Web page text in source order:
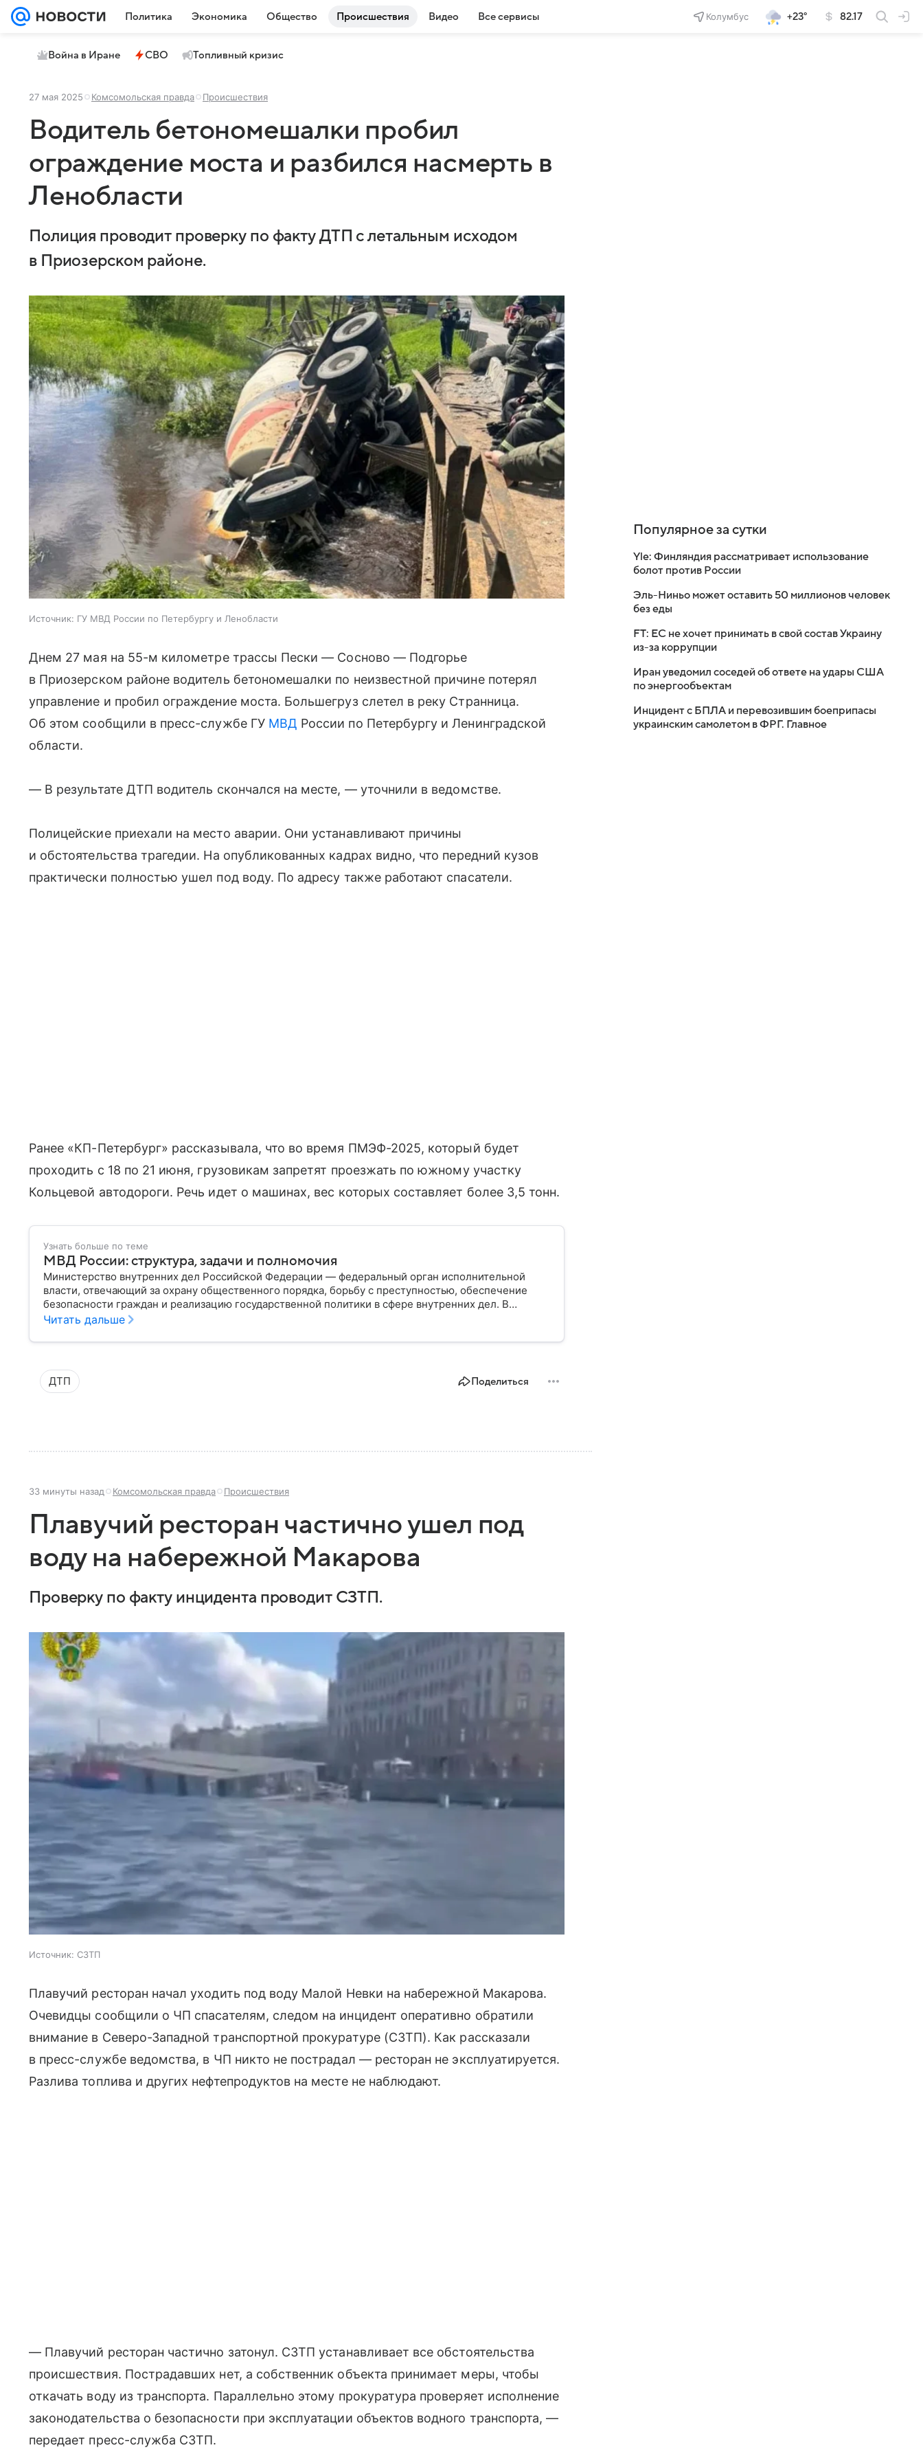
Политика Экономика Общество Происшествия Видео Все сервисы Колумбус +23° 82.17
Война в Иране СВО Топливный кризис
27 мая 2025 Комсомольская правда Происшествия
Водитель бетономешалки пробил
ограждение моста и разбился насмерть в
Ленобласти
Полиция проводит проверку по факту ДТП с летальным исходом
в Приозерском районе.
Источник: ГУ МВД России по Петербургу и Ленобласти
Днем 27 мая на 55-м километре трассы Пески — Сосново — Подгорье
в Приозерском районе водитель бетономешалки по неизвестной причине потерял
управление и пробил ограждение моста. Большегруз слетел в реку Странница.
Об этом сообщили в пресс-службе ГУ МВД России по Петербургу и Ленинградской
области.
— В результате ДТП водитель скончался на месте, — уточнили в ведомстве.
Полицейские приехали на место аварии. Они устанавливают причины
и обстоятельства трагедии. На опубликованных кадрах видно, что передний кузов
практически полностью ушел под воду. По адресу также работают спасатели.
Ранее «КП-Петербург» рассказывала, что во время ПМЭФ-2025, который будет
проходить с 18 по 21 июня, грузовикам запретят проезжать по южному участку
Кольцевой автодороги. Речь идет о машинах, вес которых составляет более 3,5 тонн.
Узнать больше по теме
МВД России: структура, задачи и полномочия
Министерство внутренних дел Российской Федерации — федеральный орган исполнительной
власти, отвечающий за охрану общественного порядка, борьбу с преступностью, обеспечение
безопасности граждан и реализацию государственной политики в сфере внутренних дел. В
материале рассказываем, чем занимается МВД России, какие задачи выполняет министерство, как
Читать дальше
ДТП Поделиться
33 минуты назад Комсомольская правда Происшествия
Плавучий ресторан частично ушел под
воду на набережной Макарова
Проверку по факту инцидента проводит СЗТП.
Источник: СЗТП
Плавучий ресторан начал уходить под воду Малой Невки на набережной Макарова.
Очевидцы сообщили о ЧП спасателям, следом на инцидент оперативно обратили
внимание в Северо-Западной транспортной прокуратуре (СЗТП). Как рассказали
в пресс-службе ведомства, в ЧП никто не пострадал — ресторан не эксплуатируется.
Разлива топлива и других нефтепродуктов на месте не наблюдают.
— Плавучий ресторан частично затонул. СЗТП устанавливает все обстоятельства
происшествия. Пострадавших нет, а собственник объекта принимает меры, чтобы
откачать воду из транспорта. Параллельно этому прокуратура проверяет исполнение
законодательства о безопасности при эксплуатации объектов водного транспорта, —
передает пресс-служба СЗТП.
Популярное за сутки
Yle: Финляндия рассматривает использование
болот против России
Эль-Ниньо может оставить 50 миллионов человек
без еды
FT: ЕС не хочет принимать в свой состав Украину
из-за коррупции
Иран уведомил соседей об ответе на удары США
по энергообъектам
Инцидент с БПЛА и перевозившим боеприпасы
украинским самолетом в ФРГ. Главное